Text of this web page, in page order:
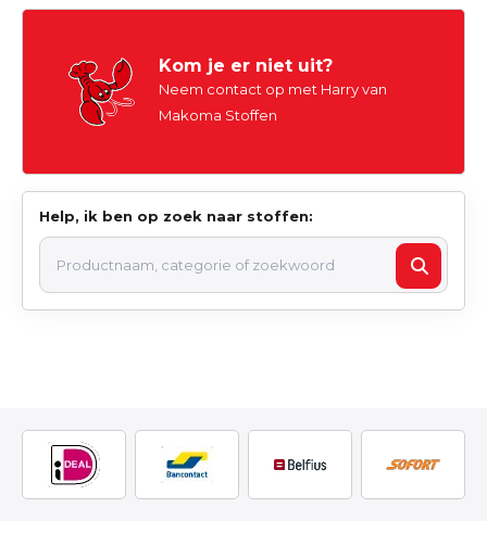
Kom je er niet uit?
Neem contact op met Harry van
Makoma Stoffen
Help, ik ben op zoek naar stoffen: